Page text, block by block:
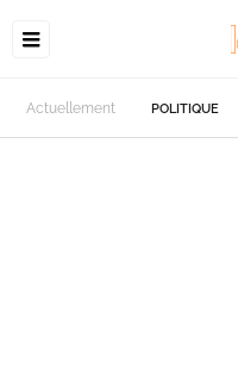
Actuellement POLITIQUE